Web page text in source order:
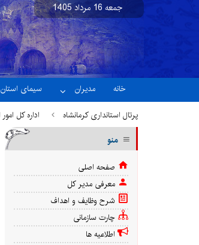
جمعه 16 مرداد 1405نسخه آزمایشی
خانه مدیران سیمای استان
پرتال استانداری کرمانشاه اداره کل
رسیدگی به درخواست های فارغ
منو
صفحه اصلی
معرفی مدیر کل
شرح وظایف و اهداف
چارت سازمانی
اطلاعیه ها